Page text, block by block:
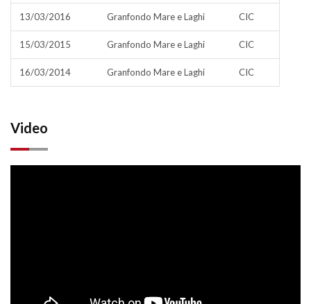
13/03/2016 Granfondo Mare e Laghi CIC
15/03/2015 Granfondo Mare e Laghi CIC
16/03/2014 Granfondo Mare e Laghi CIC
Video